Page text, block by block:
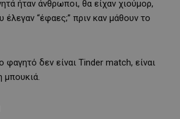
ήταν άνθρωποι, θα είχαν χιούμορ,
έλεγαν “έφαες;” πριν καν μάθουν το
φαγητό δεν είναι Tinder match, είναι
μπουκιά.